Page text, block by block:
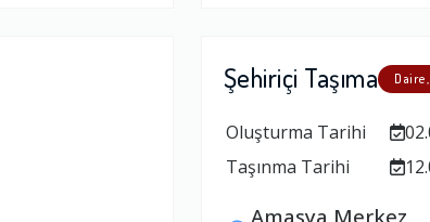
Şehiriçi Taşıma
Oluşturma Tarihi
Taşınma Tarihi
Amasya Merkez